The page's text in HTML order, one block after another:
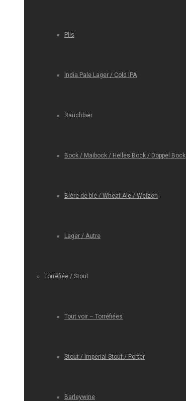
Pils
India Pale Lager / Cold IPA
Rauchbier
Bock / Maibock / Helles Bock / Doppel Bock
Bière de blé / Wheat Ale / Weizen
Lager / Autre
Torréfiée / Stout
Tout voir – Torréfiées
Stout / Imperial Stout / Porter
Barleywine